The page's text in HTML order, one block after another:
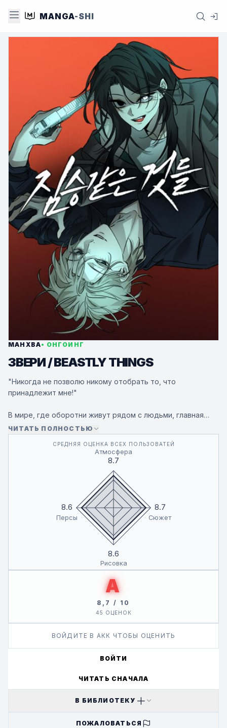
MANGA-SHI
МАНХВА• ОНГОИНГ
ЗВЕРИ / BEASTLY THINGS
"Никогда не позволю никому отобрать то, что
принадлежит мне!"
В мире, где оборотни живут рядом с людьми, главная
героиня Хан Джи У, дочь самого сильного волка,
Сына, которого называют "сыном нации" за его
Но кто он на самом деле? И почему он способен
значительно усиливать силы оборотней?
ЧИТАТЬ ПОЛНОСТЬЮ
СРЕДНЯЯ ОЦЕНКА ВСЕХ ПОЛЬЗОВАТЕЙ
8.7
8.7
8.6
8.6
Атмосфера
Сюжет
Рисовка
Персы
A
8,7 / 10
45 ОЦЕНОК
ВОЙДИТЕ В АКК ЧТОБЫ ОЦЕНИТЬ
ВОЙТИ
ЧИТАТЬ СНАЧАЛА
В БИБЛИОТЕКУ
ПОЖАЛОВАТЬСЯ